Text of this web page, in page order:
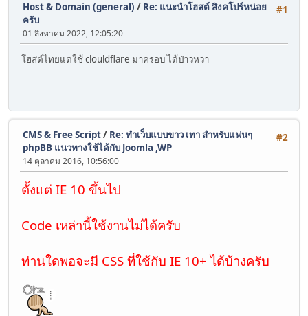
#1
Host & Domain (general) / Re: แนะนำโฮสต์ สิงคโปร์หน่อย
ครับ
01 สิงหาคม 2022, 12:05:20
โฮสต์ไทยแต่ใช้ clouldflare มาครอบ ได้ป่าวหว่า
#2
CMS & Free Script/ Re: ทำเว็บแบบขาว เทา สำหรับแฟนๆ
phpBB แนวทางใช้ได้กับ Joomla ,WP
14 ตุลาคม 2016, 10:56:00
ตั้งแต่ IE 10 ขึ้นไป
Code เหล่านี้ใช้งานไม่ได้ครับ
ท่านใดพอจะมี CSS ที่ใช้กับ IE 10+ ได้บ้างครับ